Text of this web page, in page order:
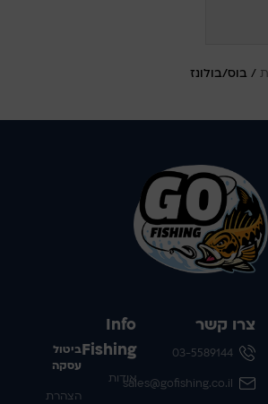
/ בוס/בולונז
Info
Fishing
אודות
ביטול
עסקה
הצהרת
צרו קשר
03-5589144
sales@gofishing.co.il